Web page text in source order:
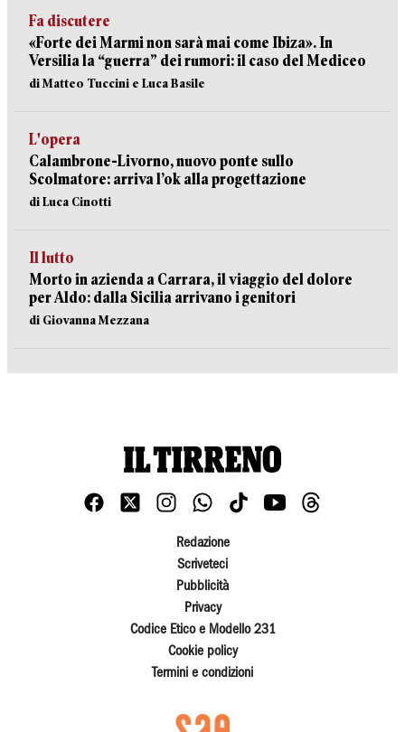
Fa discutere
«Forte dei Marmi non sarà mai come Ibiza». In
Versilia la “guerra” dei rumori: il caso del Mediceo
di Matteo Tuccini e Luca Basile
L'opera
Calambrone-Livorno, nuovo ponte sullo
Scolmatore: arriva l’ok alla progettazione
di Luca Cinotti
Il lutto
Morto in azienda a Carrara, il viaggio del dolore
per Aldo: dalla Sicilia arrivano i genitori
di Giovanna Mezzana
Redazione
Scriveteci
Pubblicità
Privacy
Codice Etico e Modello 231
Cookie policy
Termini e condizioni